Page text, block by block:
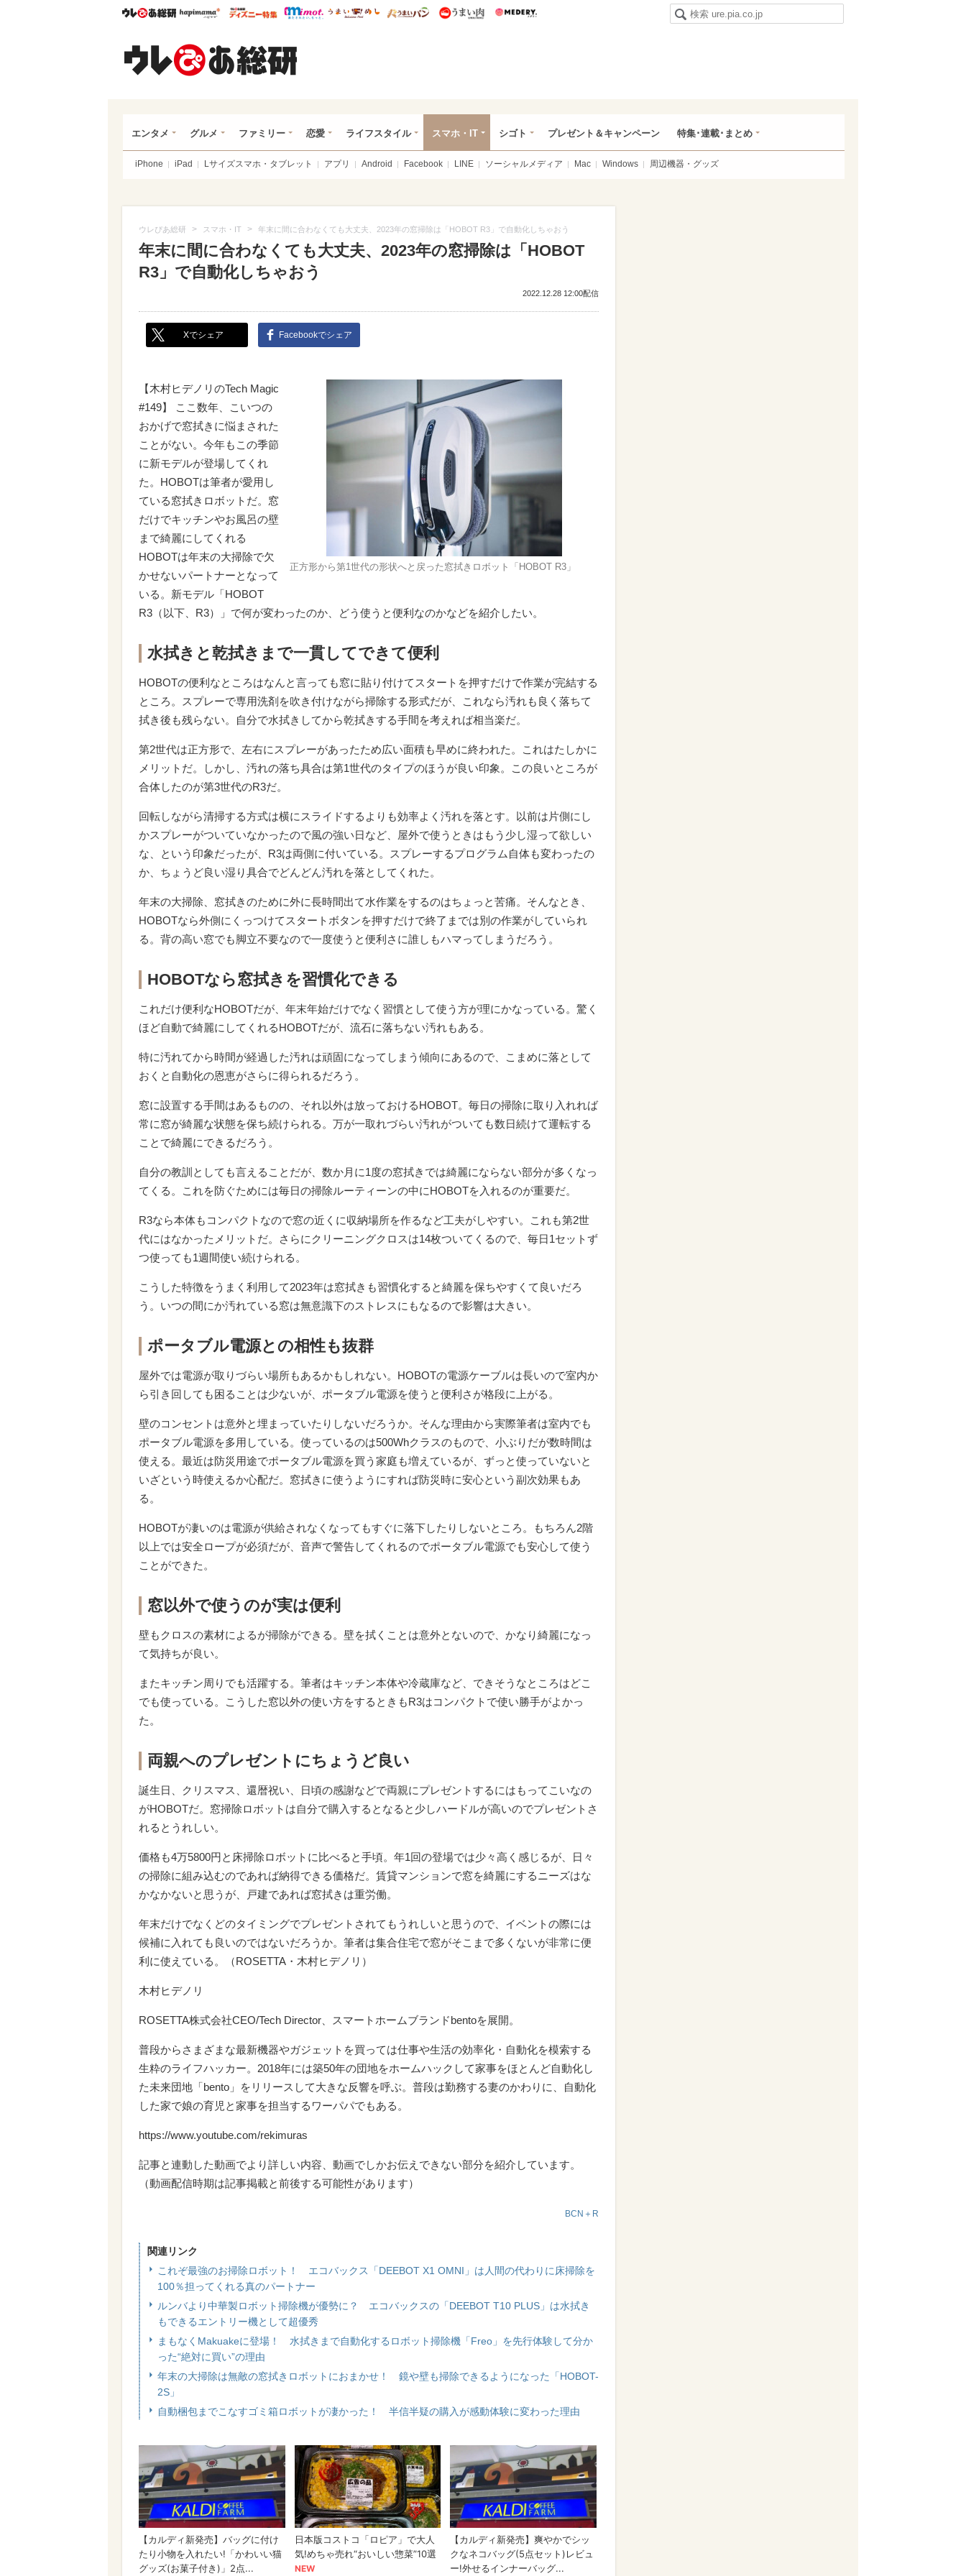
ウレぴあ総研ハピママ* ウレぴあ総研 ディズニー特集
mimot. うまいめし うまいパン うまい肉
エンタメ グルメ ファミリー 恋愛 ライフスタイル スマホ・IT シゴト プレゼント＆キャンペーン 特集･連載･まとめ
iPhone iPad Lサイズスマホ・タブレット アプリ Android Facebook LINE ソーシャルメディア Mac Windows 周辺機器・グッズ
ウレぴあ総研 > スマホ・IT > 年末に間に合わなくても大丈夫、2023年の窓掃除は「HOBOT R3」で自動化しちゃおう
年末に間に合わなくても大丈夫、2023年の窓掃除は「HOBOT
R3」で自動化しちゃおう
2022.12.28 12:00配信
Xでシェア Facebookでシェア
正方形から第1世代の形状へと戻った窓拭きロボット「HOBOT R3」
【木村ヒデノリのTech Magic
#149】 ここ数年、こいつの
おかげで窓拭きに悩まされた
ことがない。今年もこの季節
に新モデルが登場してくれ
た。HOBOTは筆者が愛用し
ている窓拭きロボットだ。窓
だけでキッチンやお風呂の壁
まで綺麗にしてくれる
HOBOTは年末の大掃除で欠
かせないパートナーとなって
いる。新モデル「HOBOT
R3（以下、R3）」で何が変わったのか、どう使うと便利なのかなどを紹介したい。
水拭きと乾拭きまで一貫してできて便利
HOBOTの便利なところはなんと言っても窓に貼り付けてスタートを押すだけで作業が完結する
ところ。スプレーで専用洗剤を吹き付けながら掃除する形式だが、これなら汚れも良く落ちて
拭き後も残らない。自分で水拭きしてから乾拭きする手間を考えれば相当楽だ。
第2世代は正方形で、左右にスプレーがあったため広い面積も早めに終われた。これはたしかに
メリットだ。しかし、汚れの落ち具合は第1世代のタイプのほうが良い印象。この良いところが
合体したのが第3世代のR3だ。
回転しながら清掃する方式は横にスライドするよりも効率よく汚れを落とす。以前は片側にし
かスプレーがついていなかったので風の強い日など、屋外で使うときはもう少し湿って欲しい
な、という印象だったが、R3は両側に付いている。スプレーするプログラム自体も変わったの
か、ちょうど良い湿り具合でどんどん汚れを落としてくれた。
年末の大掃除、窓拭きのために外に長時間出て水作業をするのはちょっと苦痛。そんなとき、
HOBOTなら外側にくっつけてスタートボタンを押すだけで終了までは別の作業がしていられ
る。背の高い窓でも脚立不要なので一度使うと便利さに誰しもハマってしまうだろう。
HOBOTなら窓拭きを習慣化できる
これだけ便利なHOBOTだが、年末年始だけでなく習慣として使う方が理にかなっている。驚く
ほど自動で綺麗にしてくれるHOBOTだが、流石に落ちない汚れもある。
特に汚れてから時間が経過した汚れは頑固になってしまう傾向にあるので、こまめに落として
おくと自動化の恩恵がさらに得られるだろう。
窓に設置する手間はあるものの、それ以外は放っておけるHOBOT。毎日の掃除に取り入れれば
常に窓が綺麗な状態を保ち続けられる。万が一取れづらい汚れがついても数日続けて運転する
ことで綺麗にできるだろう。
自分の教訓としても言えることだが、数か月に1度の窓拭きでは綺麗にならない部分が多くなっ
てくる。これを防ぐためには毎日の掃除ルーティーンの中にHOBOTを入れるのが重要だ。
R3なら本体もコンパクトなので窓の近くに収納場所を作るなど工夫がしやすい。これも第2世
代にはなかったメリットだ。さらにクリーニングクロスは14枚ついてくるので、毎日1セットず
つ使っても1週間使い続けられる。
こうした特徴をうまく利用して2023年は窓拭きも習慣化すると綺麗を保ちやすくて良いだろ
う。いつの間にか汚れている窓は無意識下のストレスにもなるので影響は大きい。
ポータブル電源との相性も抜群
屋外では電源が取りづらい場所もあるかもしれない。HOBOTの電源ケーブルは長いので室内か
ら引き回しても困ることは少ないが、ポータブル電源を使うと便利さが格段に上がる。
壁のコンセントは意外と埋まっていたりしないだろうか。そんな理由から実際筆者は室内でも
ポータブル電源を多用している。使っているのは500Whクラスのもので、小ぶりだが数時間は
使える。最近は防災用途でポータブル電源を買う家庭も増えているが、ずっと使っていないと
いざという時使えるか心配だ。窓拭きに使うようにすれば防災時に安心という副次効果もあ
る。
HOBOTが凄いのは電源が供給されなくなってもすぐに落下したりしないところ。もちろん2階
以上では安全ロープが必須だが、音声で警告してくれるのでポータブル電源でも安心して使う
ことができた。
窓以外で使うのが実は便利
壁もクロスの素材によるが掃除ができる。壁を拭くことは意外とないので、かなり綺麗になっ
て気持ちが良い。
またキッチン周りでも活躍する。筆者はキッチン本体や冷蔵庫など、できそうなところはどこ
でも使っている。こうした窓以外の使い方をするときもR3はコンパクトで使い勝手がよかっ
た。
両親へのプレゼントにちょうど良い
誕生日、クリスマス、還暦祝い、日頃の感謝などで両親にプレゼントするにはもってこいなの
がHOBOTだ。窓掃除ロボットは自分で購入するとなると少しハードルが高いのでプレゼントさ
れるとうれしい。
価格も4万5800円と床掃除ロボットに比べると手頃。年1回の登場では少々高く感じるが、日々
の掃除に組み込むのであれば納得できる価格だ。賃貸マンションで窓を綺麗にするニーズはな
かなかないと思うが、戸建であれば窓拭きは重労働。
年末だけでなくどのタイミングでプレゼントされてもうれしいと思うので、イベントの際には
候補に入れても良いのではないだろうか。筆者は集合住宅で窓がそこまで多くないが非常に便
利に使えている。（ROSETTA・木村ヒデノリ）
木村ヒデノリ
ROSETTA株式会社CEO/Tech Director、スマートホームブランドbentoを展開。
普段からさまざまな最新機器やガジェットを買っては仕事や生活の効率化・自動化を模索する
生粋のライフハッカー。2018年には築50年の団地をホームハックして家事をほとんど自動化し
た未来団地「bento」をリリースして大きな反響を呼ぶ。普段は勤務する妻のかわりに、自動化
した家で娘の育児と家事を担当するワーパパでもある。
https://www.youtube.com/rekimuras
記事と連動した動画でより詳しい内容、動画でしかお伝えできない部分を紹介しています。
（動画配信時期は記事掲載と前後する可能性があります）
BCN＋R
関連リンク
これぞ最強のお掃除ロボット！ エコバックス「DEEBOT X1 OMNI」は人間の代わりに床掃除を
100％担ってくれる真のパートナー
ルンバより中華製ロボット掃除機が優勢に？ エコバックスの「DEEBOT T10 PLUS」は水拭き
もできるエントリー機として超優秀
まもなくMakuakeに登場！ 水拭きまで自動化するロボット掃除機「Freo」を先行体験して分か
った“絶対に買い”の理由
年末の大掃除は無敵の窓拭きロボットにおまかせ！ 鏡や壁も掃除できるようになった「HOBOT-
2S」
自動梱包までこなすゴミ箱ロボットが凄かった！ 半信半疑の購入が感動体験に変わった理由